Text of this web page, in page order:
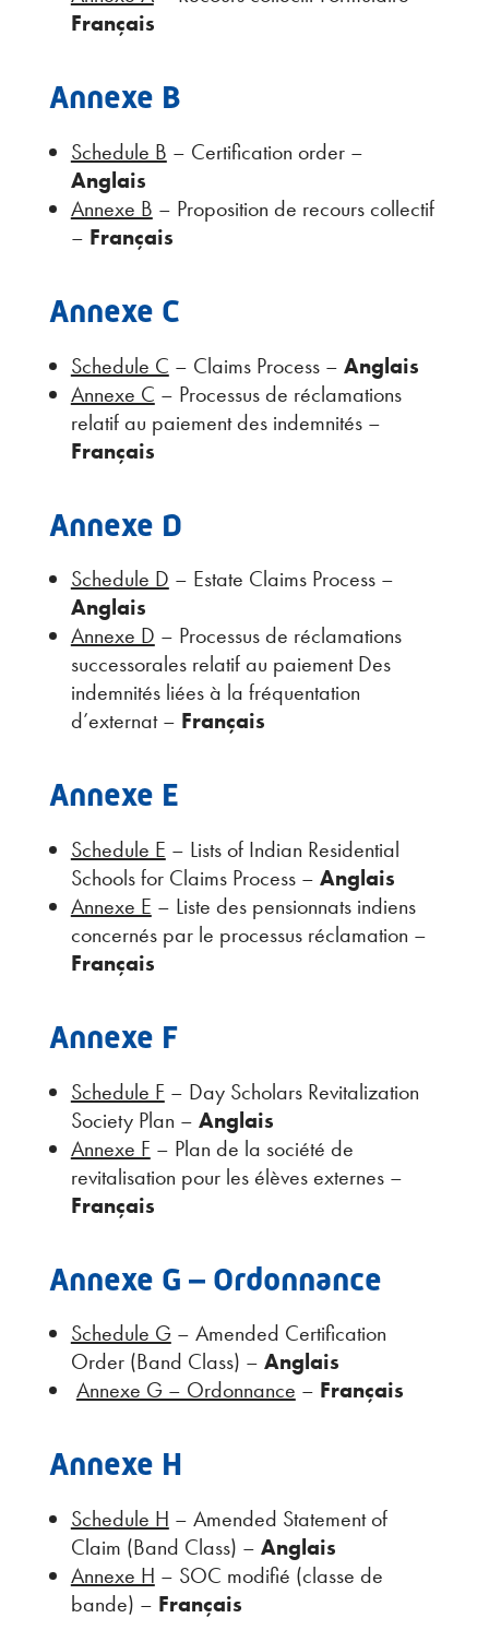
Français
Annexe B
Schedule B – Certification order –
Anglais
Annexe B – Proposition de recours collectif
– Français
Annexe C
Schedule C – Claims Process – Anglais
Annexe C – Processus de réclamations
relatif au paiement des indemnités –
Français
Annexe D
Schedule D – Estate Claims Process –
Anglais
Annexe D – Processus de réclamations
successorales relatif au paiement Des
indemnités liées à la fréquentation
d’externat – Français
Annexe E
Schedule E – Lists of Indian Residential
Schools for Claims Process – Anglais
Annexe E – Liste des pensionnats indiens
concernés par le processus réclamation –
Français
Annexe F
Schedule F – Day Scholars Revitalization
Society Plan – Anglais
Annexe F – Plan de la société de
revitalisation pour les élèves externes –
Français
Annexe G – Ordonnance
Schedule G– Amended Certification
Order (Band Class) – Anglais
Annexe G – Ordonnance – Français
Annexe H
Schedule H – Amended Statement of
Claim (Band Class) – Anglais
Annexe H – SOC modifié (classe de
bande) – Français